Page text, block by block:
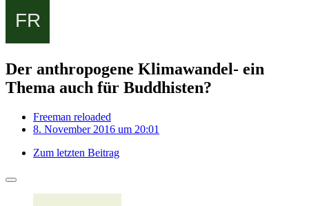
Der anthropogene Klimawandel- ein
Thema auch für Buddhisten?
Freeman reloaded
8. November 2016 um 20:01
Zum letzten Beitrag